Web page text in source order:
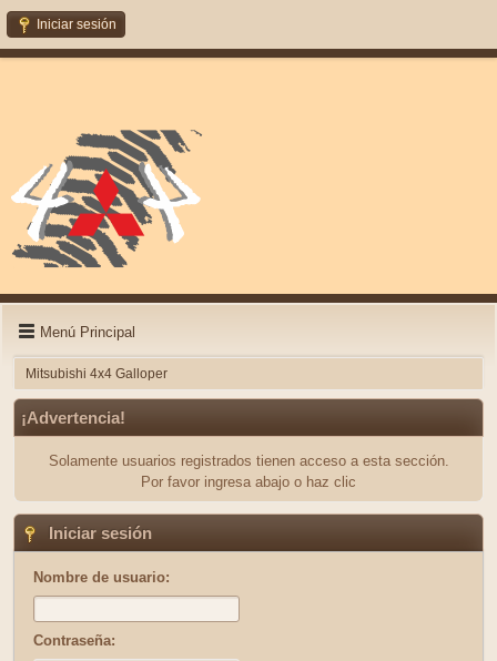
Iniciar sesión
Menú Principal
Mitsubishi 4x4 Galloper
¡Advertencia!
Solamente usuarios registrados tienen acceso a esta sección.
Por favor ingresa abajo o haz clic
Iniciar sesión
Nombre de usuario:
Contraseña: